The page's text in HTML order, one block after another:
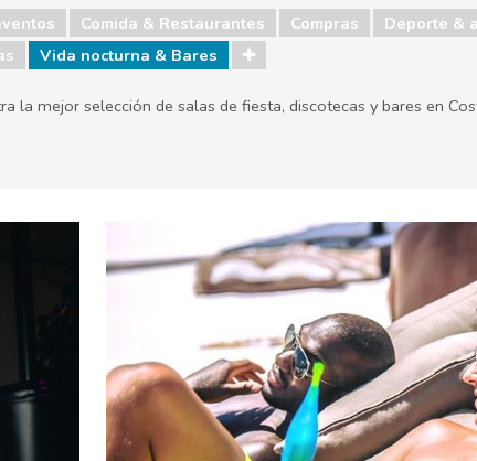
Comida & Restaurantes Compras Deporte &
Vida nocturna & Bares
la mejor selección de salas de fiesta, discotecas y bares en
Dónde quedarse Familia & niños